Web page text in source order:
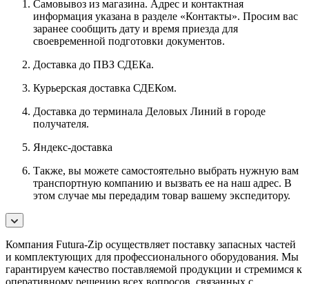
Самовывоз из магазина. Адрес и контактная
информация указана в разделе «Контакты». Просим вас
заранее сообщить дату и время приезда для
своевременной подготовки документов.
Доставка до ПВЗ СДЕКа.
Курьерская доставка СДЕКом.
Доставка до терминала Деловых Линий в городе
получателя.
Яндекс-доставка
Также, вы можете самостоятельно выбрать нужную вам
транспортную компанию и вызвать ее на наш адрес. В
этом случае мы передадим товар вашему экспедитору.
Компания Futura-Zip осуществляет поставку запасных частей
и комплектующих для профессионального оборудования. Мы
гарантируем качество поставляемой продукции и стремимся к
оперативному решению всех вопросов, связанных с